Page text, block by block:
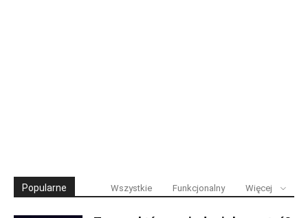
Popularne Wszystkie Funkcjonalny Więcej